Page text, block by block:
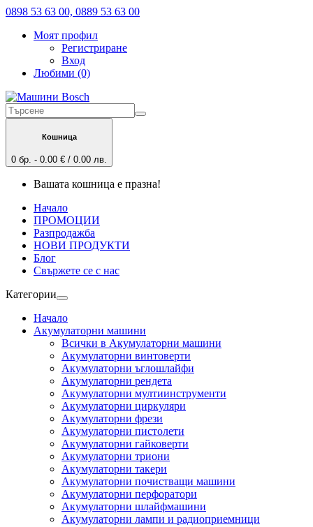
0898 53 63 00, 0889 53 63 00
Моят профил
Регистриране
Вход
Любими (0)
Кошница
0 бр. - 0.00 € / 0.00 лв.
Вашата кошница е празна!
Начало
ПРОМОЦИИ
Разпродажба
НОВИ ПРОДУКТИ
Блог
Свържете се с нас
Категории
Начало
Акумулаторни машини
Всички в Акумулаторни машини
Акумулаторни винтоверти
Акумулаторни ъглошлайфи
Акумулаторни рендета
Акумулаторни мултиинструменти
Акумулаторни циркуляри
Акумулаторни фрези
Акумулаторни пистолети
Акумулаторни гайковерти
Акумулаторни триони
Акумулаторни такери
Акумулаторни почистващи машини
Акумулаторни перфоратори
Акумулаторни шлайфмашини
Акумулаторни лампи и радиоприемници